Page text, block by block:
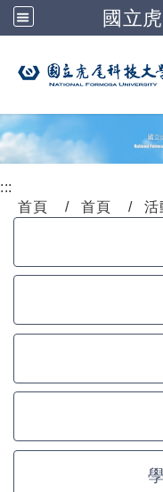
國立
:::
首頁
首頁 活